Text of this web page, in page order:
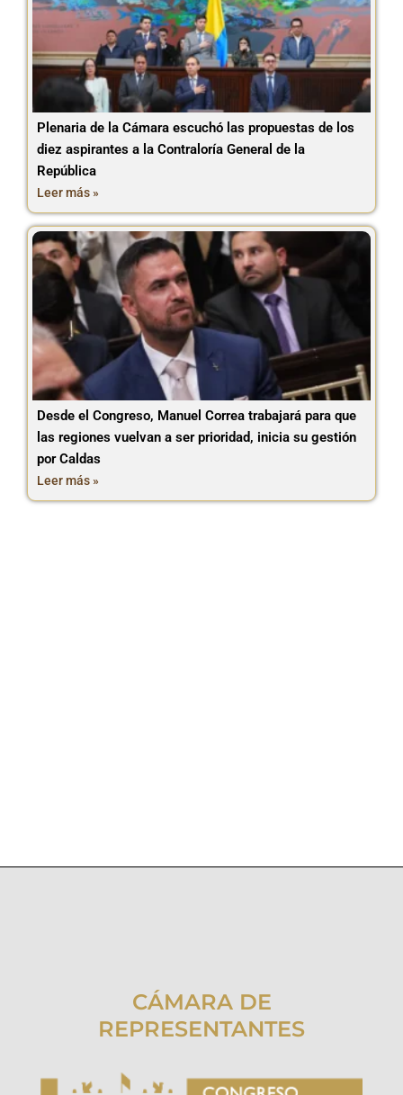
Plenaria de la Cámara escuchó las propuestas de los
diez aspirantes a la Contraloría General de la
República
Leer más »
Desde el Congreso, Manuel Correa trabajará para que
las regiones vuelvan a ser prioridad, inicia su gestión
por Caldas
Leer más »
CÁMARA DE
REPRESENTANTES